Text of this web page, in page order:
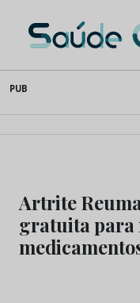
to
content
Saúde Oral
PUB
Artrite
gratuita para